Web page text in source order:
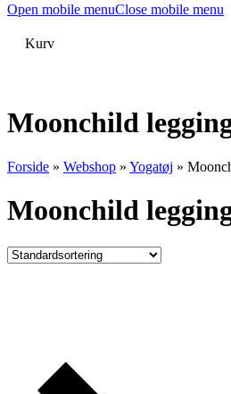
Open mobile menuClose mobile menu
Kurv
Moonchild
Forside » Webshop » Yogatøj »
Moonchild